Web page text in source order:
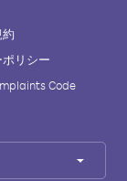
リシー
Code